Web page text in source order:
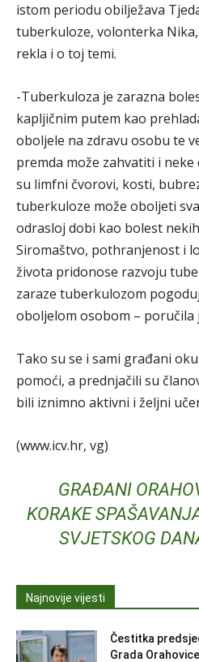
istom periodu obilježava
tuberkuloze, volonterka
rekla i o toj temi.
-Tuberkuloza je zarazna
kapljičnim putem kao
oboljele na zdravu osobu te
premda može zahvatiti i
su limfni čvorovi, kosti,
tuberkuloze može oboljeti
odrasloj dobi kao bolest
Siromaštvo, pothranjenost i
života pridonose razvoju
zaraze tuberkulozom
oboljelom osobom – poručila
Tako su se i sami građani
pomoći, a prednjačili su
bili iznimno aktivni i željni
(www.icv.hr, vg)
GRAĐANI
KORAKE
SVJETSKOG
Najnovije vijesti
Čestitka
Grada